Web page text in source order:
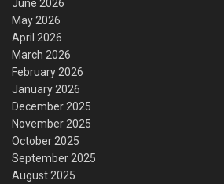
June 2026
May 2026
April 2026
March 2026
February 2026
January 2026
December 2025
November 2025
October 2025
September 2025
August 2025